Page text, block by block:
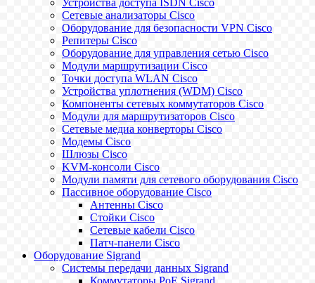
Устройства доступа ISDN Cisco
Сетевые анализаторы Cisco
Оборудование для безопасности VPN Cisco
Репитеры Cisco
Оборудование для управления сетью Cisco
Модули маршрутизации Cisco
Точки доступа WLAN Cisco
Устройства уплотнения (WDM) Cisco
Компоненты сетевых коммутаторов Cisco
Модули для маршрутизаторов Cisco
Сетевые медиа конверторы Cisco
Модемы Cisco
Шлюзы Cisco
KVM-консоли Cisco
Модули памяти для сетевого оборудования Cisco
Пассивное оборудование Cisco
Антенны Cisco
Стойки Cisco
Сетевые кабели Cisco
Патч-панели Cisco
Оборудование Sigrand
Системы передачи данных Sigrand
Коммутаторы PoE Sigrand